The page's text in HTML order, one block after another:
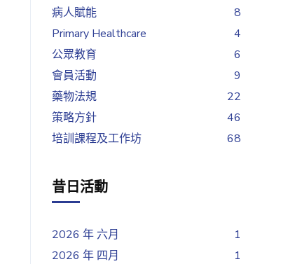
病人賦能
8
Primary Healthcare
4
公眾教育
6
會員活動
9
藥物法規
22
策略方針
46
培訓課程及工作坊
68
昔日活動
2026 年 六月
1
2026 年 四月
1